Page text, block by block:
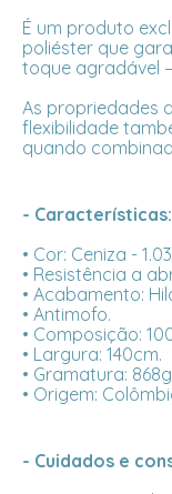
É um produto
poliéster que
toque agradável
As propriedades
flexibilidade
quando
- Características:
• Cor: Ceniza -
• Resistência a
• Acabamento:
• Antimofo.
• Composição:
• Largura: 140cm.
• Gramatura:
• Origem:
- Cuidados e